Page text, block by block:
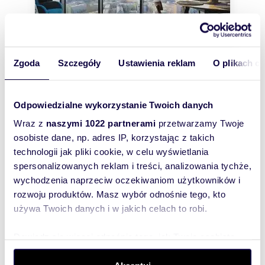
Zgoda Szczegóły Ustawienia reklam O plikach
Odpowiedzialne wykorzystanie Twoich danych
Wraz z naszymi 1022 partnerami przetwarzamy Twoje
osobiste dane, np. adres IP, korzystając z takich
technologii jak pliki cookie, w celu wyświetlania
spersonalizowanych reklam i treści, analizowania tychże,
wychodzenia naprzeciw oczekiwaniom użytkowników i
rozwoju produktów. Masz wybór odnośnie tego, kto
używa Twoich danych i w jakich celach to robi.
dane są przetwarzane oraz ustaw własne preferencje w
m zł/m
Polecam nowoczesne 3-pokojowe
6 000 zł/mc + czynsz: 2 000 zł
mieszkanie Szczecin, Centrum
Wynajmę 3 pokojowy apartament z widokiem na
miasto w Hanza Tower. Okna od strony
południowo-zachodniej. Mieszkanie w pełni
umebl...